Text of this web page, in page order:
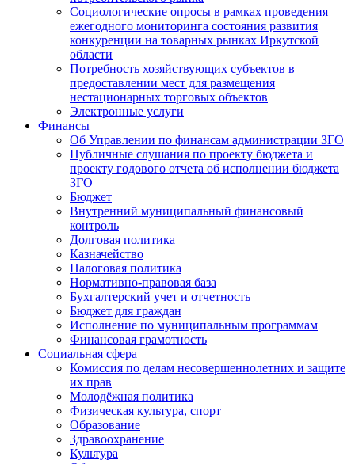
Социологические опросы в рамках проведения
ежегодного мониторинга состояния развития
конкуренции на товарных рынках Иркутской
области
Потребность хозяйствующих субъектов в
предоставлении мест для размещения
нестационарных торговых объектов
Электронные услуги
Финансы
Об Управлении по финансам администрации ЗГО
Публичные слушания по проекту бюджета и
проекту годового отчета об исполнении бюджета
ЗГО
Бюджет
Внутренний муниципальный финансовый
контроль
Долговая политика
Казначейство
Налоговая политика
Нормативно-правовая база
Бухгалтерский учет и отчетность
Бюджет для граждан
Исполнение по муниципальным программам
Финансовая грамотность
Социальная сфера
Комиссия по делам несовершеннолетних и защите
их прав
Молодёжная политика
Физическая культура, спорт
Образование
Здравоохранение
Культура